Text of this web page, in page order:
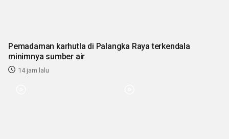
Pemadaman karhutla di Palangka Raya terkendala
minimnya sumber air
14 jam lalu